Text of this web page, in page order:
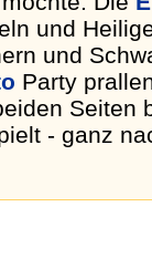
und
und
Party
Seiten
- ganz